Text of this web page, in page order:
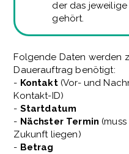
der das
gehört.
Folgende Daten werden
Dauerauftrag benötigt:
- Kontakt (Vor- und
Kontakt-ID)
- Startdatum
- Nächster Termin
Zukunft liegen)
- Betrag